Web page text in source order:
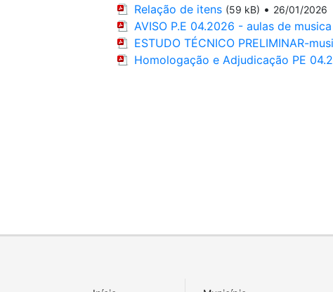
Relação de itens (59 kB) • 26/01/2026
AVISO P.E 04.2026 - aulas de
ESTUDO TÉCNICO PRELIMINAR-
Homologação e Adjudicação PE